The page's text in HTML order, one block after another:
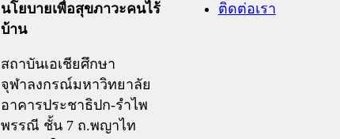
นโยบายเพื่อสุขภาวะคนไร้
บ้าน
สถาบันเอเชียศึกษา
จุฬาลงกรณ์มหาวิทยาลัย
อาคารประชาธิปก-รำไพ
พรรณี ชั้น 7 ถ.พญาไท
ติดต่อเรา